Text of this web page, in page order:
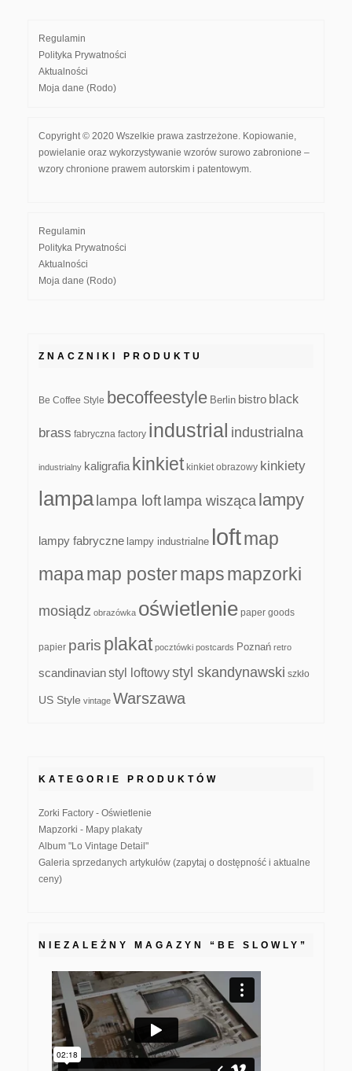
Regulamin
Polityka Prywatności
Aktualności
Moja dane (Rodo)
Copyright © 2020 Wszelkie prawa zastrzeżone. Kopiowanie,
powielanie oraz wykorzystywanie wzorów surowo zabronione –
wzory chronione prawem autorskim i patentowym.
Regulamin
Polityka Prywatności
Aktualności
Moja dane (Rodo)
ZNACZNIKI PRODUKTU
Be Coffee Style becoffeestyle Berlin bistro black
brass fabryczna factory industrial industrialna
industrialny kaligrafia kinkiet kinkiet obrazowy kinkiety
lampa lampa loft lampa wisząca lampy
lampy fabryczne lampy industrialne loftmap
mapamap postermapsmapzorki
mosiądz obrazówka oświetlenie paper goods
papier paris plakat pocztówki postcards Poznań retro
scandinavianstyl loftowystyl skandynawski szkło
US Style vintage Warszawa
KATEGORIE PRODUKTÓW
Zorki Factory - Oświetlenie
Mapzorki - Mapy plakaty
Album "Lo Vintage Detail"
Galeria sprzedanych artykułów (zapytaj o dostępność i aktualne
ceny)
NIEZALEŻNY MAGAZYN “BE SLOWLY”